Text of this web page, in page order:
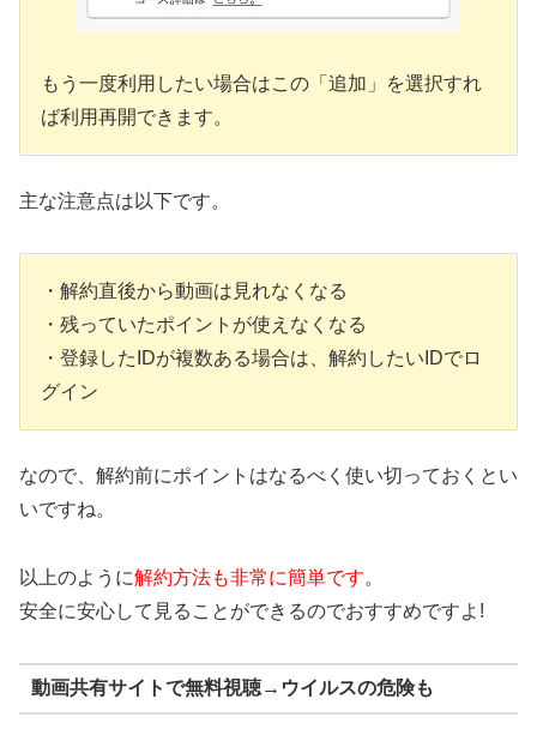
もう一度利用したい場合はこの「追加」を選択すれ
ば利用再開できます。
主な注意点は以下です。
・解約直後から動画は見れなくなる
・残っていたポイントが使えなくなる
・登録したIDが複数ある場合は、解約したいIDでロ
グイン
なので、解約前にポイントはなるべく使い切っておくとい
いですね。
以上のように解約方法も非常に簡単です。
安全に安心して見ることができるのでおすすめですよ!
動画共有サイトで無料視聴→ウイルスの危険も